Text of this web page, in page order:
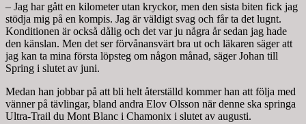
– Jag har gått en kilometer utan kryckor, men den sista biten fick jag
stödja mig på en kompis. Jag är väldigt svag och får ta det lugnt.
Konditionen är också dålig och det var ju några år sedan jag hade
den känslan. Men det ser förvånansvärt bra ut och läkaren säger att
jag kan ta mina första löpsteg om någon månad, säger Johan till
Spring i slutet av juni.
Medan han jobbar på att bli helt återställd kommer han att följa med
vänner på tävlingar, bland andra Elov Olsson när denne ska springa
Ultra-Trail du Mont Blanc i Chamonix i slutet av augusti.